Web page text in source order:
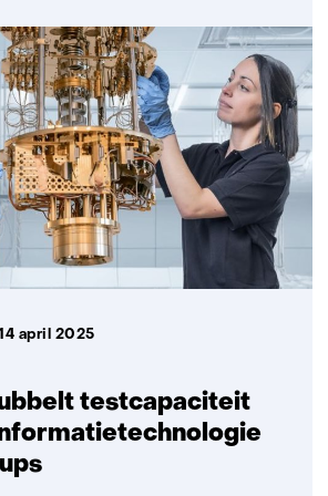
testcapaciteit
april 2025